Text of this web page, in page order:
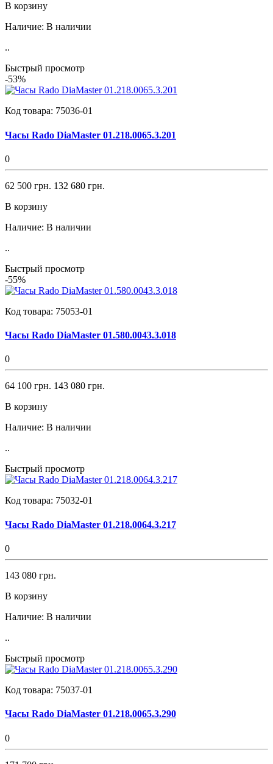
В корзину
Наличие: В наличии
..
Быстрый просмотр
-53%
Код товара: 75036-01
Часы Rado DiaMaster 01.218.0065.3.201
0
62 500 грн. 132 680 грн.
В корзину
Наличие: В наличии
..
Быстрый просмотр
-55%
Код товара: 75053-01
Часы Rado DiaMaster 01.580.0043.3.018
0
64 100 грн. 143 080 грн.
В корзину
Наличие: В наличии
..
Быстрый просмотр
Код товара: 75032-01
Часы Rado DiaMaster 01.218.0064.3.217
0
143 080 грн.
В корзину
Наличие: В наличии
..
Быстрый просмотр
Код товара: 75037-01
Часы Rado DiaMaster 01.218.0065.3.290
0